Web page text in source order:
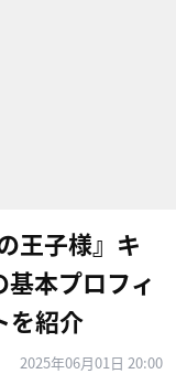
王子様』キ
基本プロフィ
を紹介
2025年06月01日 20:00